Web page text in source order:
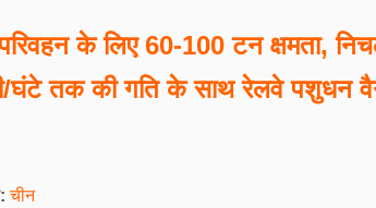
के लिए 60-100 टन क्षमता,
घंटे तक की गति के साथ रेलवे पशुधन
चीन